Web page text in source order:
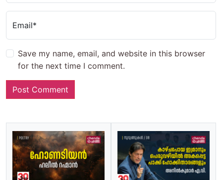
Email*
Save my name, email, and website in this browser
for the next time I comment.